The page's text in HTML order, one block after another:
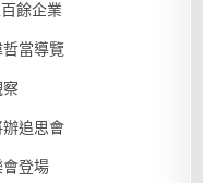
餘企業
當導覽
追思會
登場